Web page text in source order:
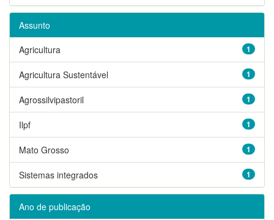
Assunto
1
Agricultura
1
Agricultura Sustentável
1
Agrossilvipastoril
1
Ilpf
1
Mato Grosso
1
Sistemas integrados
Ano de publicação